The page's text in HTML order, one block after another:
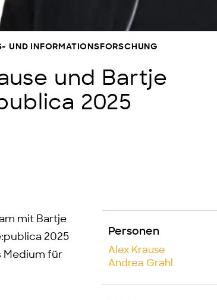
UND INFORMATIONSFORSCHUNG
und Bartje
2025
mit Bartje
2025
Medium für
Personen
Alex Krause
Andrea Grahl